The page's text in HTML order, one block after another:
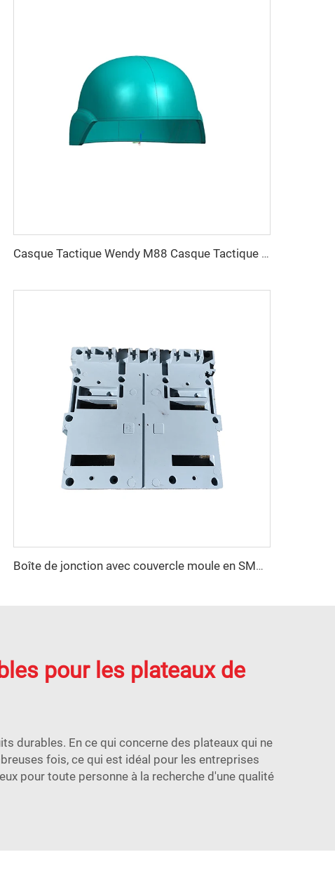
Casque Tactique Wendy M88 Casque Tactique Sûr Haute Qualité Casques Protecteurs
Boîte de jonction avec couvercle moule en SMC Moule de compression Boîte d'interrupteur Fabrique de moules Huangyan TQ
pour les plateaux de
durables. En ce qui concerne des plateaux qui ne
fois, ce qui est idéal pour les entreprises
pour toute personne à la recherche d'une qualité